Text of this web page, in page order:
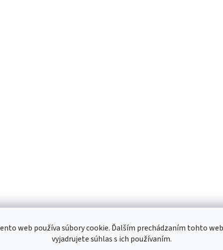
web používa súbory cookie. Ďalším prechádzaním tohto
vyjadrujete súhlas s ich používaním.